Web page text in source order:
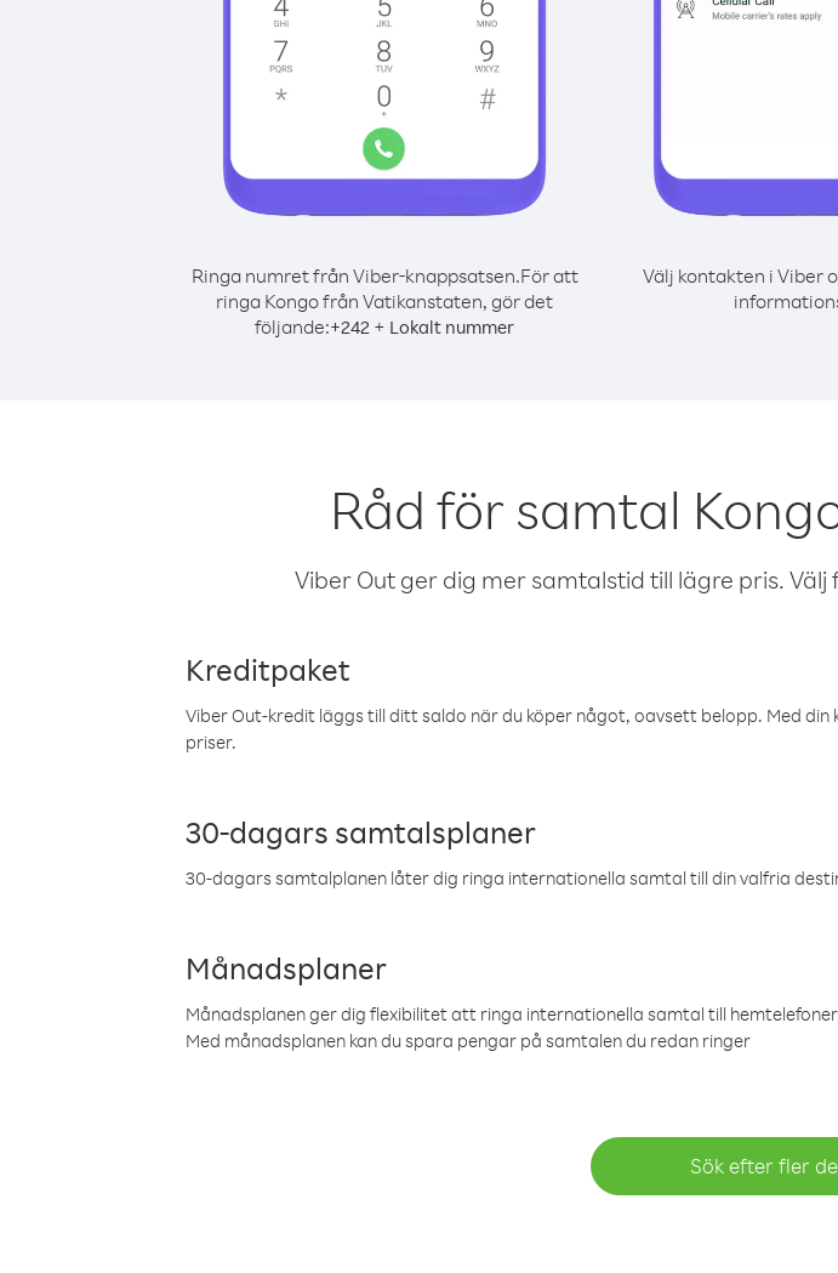
Ringa numret från Viber-knappsatsen.För att
ringa Kongo från Vatikanstaten, gör det
följande:+242 + Lokalt nummer
Välj kontakten i Viber
Råd för samtal
Viber Out ger dig mer samtalstid till lägre pris.
Kreditpaket
Viber Out-kredit läggs till ditt saldo när du köper något, oavsett belopp. Med din
priser.
30-dagars samtalsplaner
30-dagars samtalplanen låter dig ringa internationella samtal till din valfria
Månadsplaner
Månadsplanen ger dig flexibilitet att ringa internationella samtal till
Med månadsplanen kan du spara pengar på samtalen du redan ringer
Sök efter fler